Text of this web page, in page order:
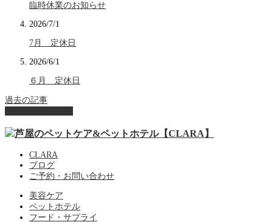
臨時休業のお知らせ
2026/7/1
7月 定休日
2026/6/1
６月 定休日
過去の記事
CLARA
ブログ
ご予約・お問い合わせ
美容ケア
ペットホテル
フード・サプライ